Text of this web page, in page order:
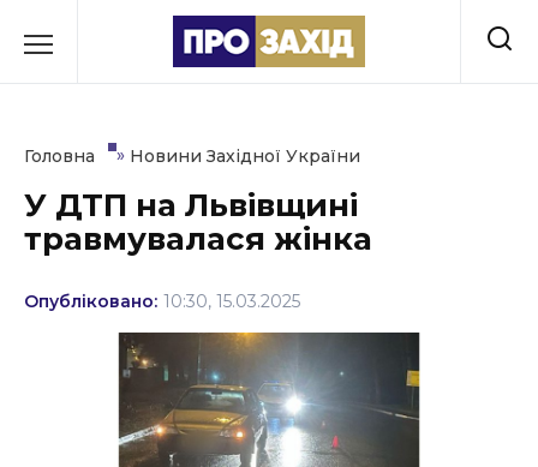
до
Культура
Освіта
Політика
Соціум
Головна » Новини Західної України
У ДТП на Львівщині
травмувалася жінка
Опубліковано: 10:30, 15.03.2025